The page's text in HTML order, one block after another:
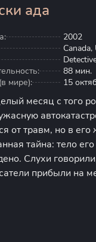
ада
0
2002
Canada,
88 мин.
мире):
15
месяц с того
от травм, но в
тайна: тело
Слухи
прибыли на